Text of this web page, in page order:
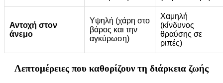
Αντοχή στον
άνεμο
Υψηλή (χάρη στο
βάρος και την
αγκύρωση)
Χαμηλή
(κίνδυνος
θραύσης σε
ριπές)
Λεπτομέρειες που καθορίζουν τη διάρκεια ζωής